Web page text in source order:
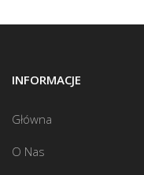
INFORMACJE
Główna
O Nas